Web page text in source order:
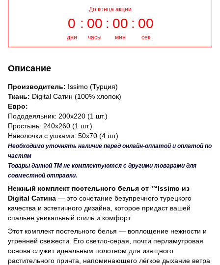
До конца акции
0
дни
00
часы
00
мин
00
сек
Описание
Производитель: Issimo (Турция)
Ткань: Digital Сатин (100% хлопок)
Евро:
Пододеяльник: 200х220 (1 шт.)
Простынь: 240х260 (1 шт.)
Наволочки с ушками: 50х70 (4 шт)
Необходимо уточнять наличие перед онлайн-оплатой и оплатой по
частям
Товары данной ТМ не комплектуются с другими товарами для
совместной отправки.
Нежный комплект постельного белья от ™Issimo из
Digital Сатина — это сочетание безупречного турецкого
качества и эстетичного дизайна, которое придаст вашей
спальне уникальный стиль и комфорт.
Этот комплект постельного белья — воплощение нежности и
утренней свежести. Его светло-серая, почти перламутровая
основа служит идеальным полотном для изящного
растительного принта, напоминающего лёгкое дыхание ветра